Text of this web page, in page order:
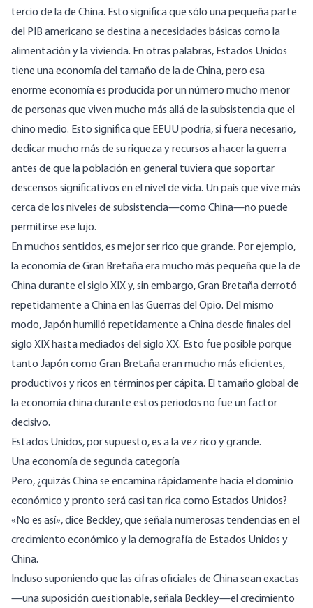
tercio de la de China. Esto significa que sólo una pequeña parte
del PIB americano se destina a necesidades básicas como la
alimentación y la vivienda. En otras palabras, Estados Unidos
tiene una economía del tamaño de la de China, pero esa
enorme economía es producida por un número mucho menor
de personas que viven mucho más allá de la subsistencia que el
chino medio. Esto significa que EEUU podría, si fuera necesario,
dedicar mucho más de su riqueza y recursos a hacer la guerra
antes de que la población en general tuviera que soportar
descensos significativos en el nivel de vida. Un país que vive más
cerca de los niveles de subsistencia—como China—no puede
permitirse ese lujo.
En muchos sentidos, es mejor ser rico que grande. Por ejemplo,
la economía de Gran Bretaña era mucho más pequeña que la de
China durante el siglo XIX y, sin embargo, Gran Bretaña derrotó
repetidamente a China en las Guerras del Opio. Del mismo
modo, Japón humilló repetidamente a China desde finales del
siglo XIX hasta mediados del siglo XX. Esto fue posible porque
tanto Japón como Gran Bretaña eran mucho más eficientes,
productivos y ricos en términos per cápita. El tamaño global de
la economía china durante estos periodos no fue un factor
decisivo.
Estados Unidos, por supuesto, es a la vez rico y grande.
Una economía de segunda categoría
Pero, ¿quizás China se encamina rápidamente hacia el dominio
económico y pronto será casi tan rica como Estados Unidos?
«No es así», dice Beckley, que señala numerosas tendencias en el
crecimiento económico y la demografía de Estados Unidos y
China.
Incluso suponiendo que las cifras oficiales de China sean exactas
—una suposición cuestionable, señala Beckley—el crecimiento